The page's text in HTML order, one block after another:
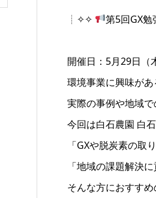
┊✧✧ 第5回GX
開催日：5月29日（
環境事業に興味が
実際の事例や地域
今回は白石農園 白
「GXや脱炭素の取
「地域の課題解決に
そんな方におすす